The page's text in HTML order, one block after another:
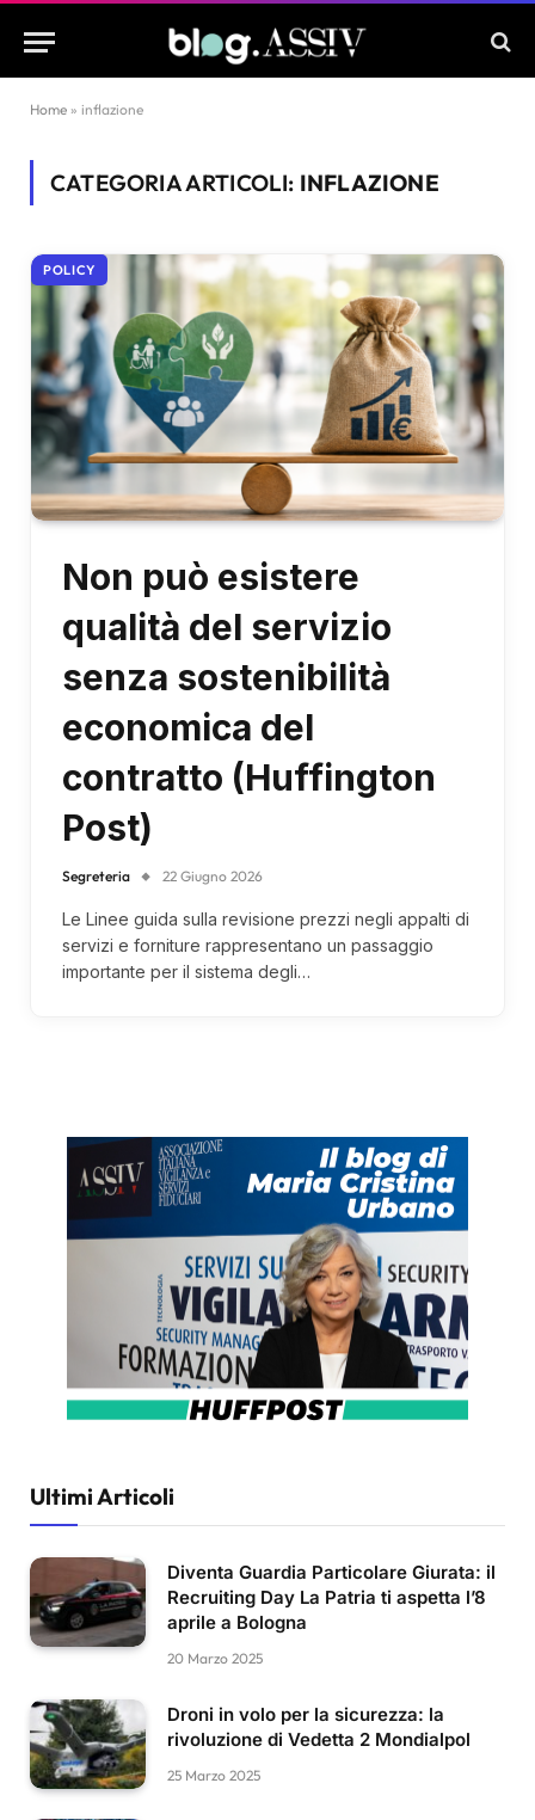
Home » inflazione
CATEGORIA ARTICOLI: INFLAZIONE
POLICY
Non può esistere
qualità del servizio
senza sostenibilità
economica del
contratto (Huffington
Post)
Segreteria 22 Giugno 2026
Le Linee guida sulla revisione prezzi negli appalti di
servizi e forniture rappresentano un passaggio
importante per il sistema degli…
Ultimi Articoli
Diventa Guardia Particolare Giurata: il
Recruiting Day La Patria ti aspetta l’8
aprile a Bologna
20 Marzo 2025
Droni in volo per la sicurezza: la
rivoluzione di Vedetta 2 Mondialpol
25 Marzo 2025